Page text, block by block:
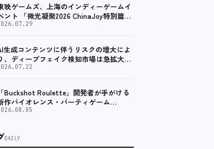
映ゲームズ、上海のインディーゲームイ
ント 「微光凝聚2026 ChinaJoy特別篇」
登壇！
生成コンテンツに伴うリスクの増大によ
、ディープフェイク検知市場は急拡大
、2035年には90億米ドルに達する見通し
「Buckshot Roulette」開発者が手がける
作バイオレンス・パーティゲーム
Machine Party」がSteam向…
DAILY